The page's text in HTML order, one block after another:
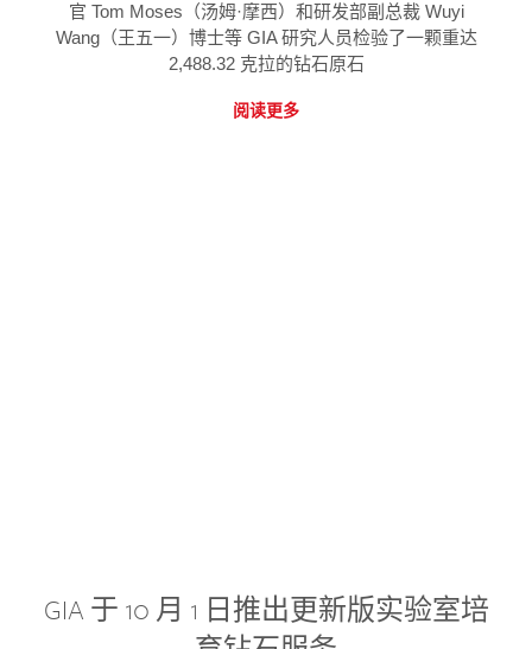
官 Tom Moses（汤姆·摩西）和研发部副总裁 Wuyi
Wang（王五一）博士等 GIA 研究人员检验了一颗重达
2,488.32 克拉的钻石原石
阅读更多
GIA 于 10 月 1 日推出更新版实验室培